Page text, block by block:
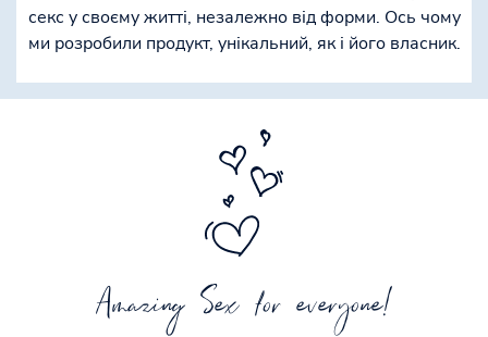
секс у своєму житті, незалежно від форми. Ось чому
ми розробили продукт, унікальний, як і його власник.
Amazing Sex for everyone!